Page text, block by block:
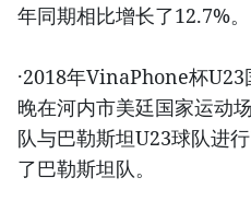
年同期相比增长了12.7%。
·2018年VinaPhone杯
晚在河内市美廷国家运动
队与巴勒斯坦U23球队进
了巴勒斯坦队。